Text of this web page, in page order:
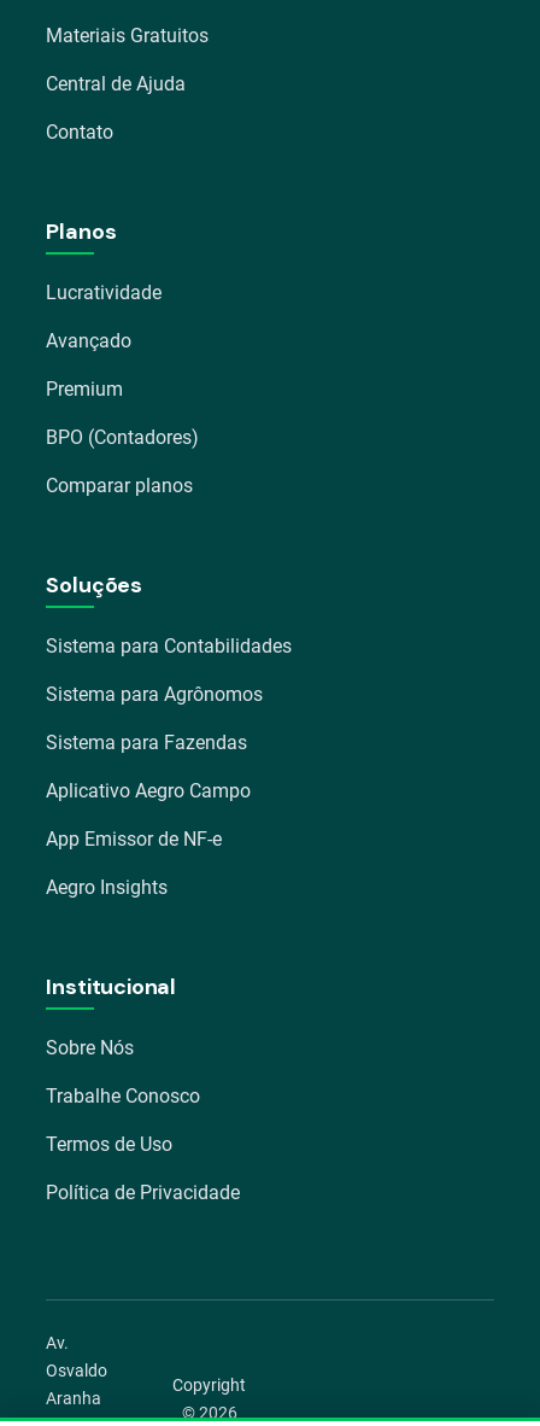
Materiais Gratuitos
Central de Ajuda
Contato
Planos
Lucratividade
Avançado
Premium
BPO (Contadores)
Comparar planos
Soluções
Sistema para Contabilidades
Sistema para Agrônomos
Sistema para Fazendas
Aplicativo Aegro Campo
App Emissor de NF-e
Aegro Insights
Institucional
Sobre Nós
Trabalhe Conosco
Termos de Uso
Política de Privacidade
Av.
Osvaldo
Aranha
Copyright
© 2026